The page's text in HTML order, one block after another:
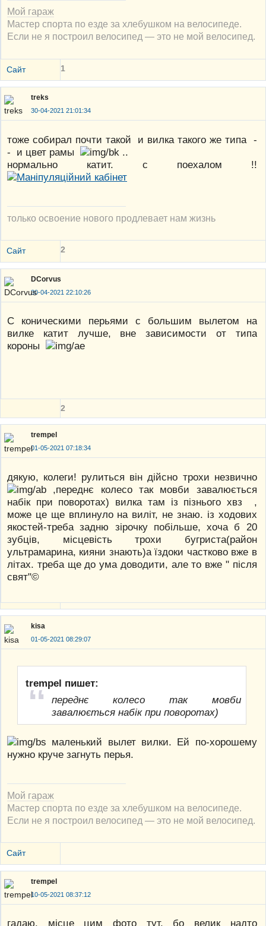
Мой гараж
Мастер спорта по езде за хлебушком на велосипеде.
Если не я построил велосипед — это не мой велосипед.
Сайт 1
treks
30-04-2021 21:01:34
тоже собирал почти такой и вилка такого же типа -
- и цвет рамы
..
нормально катит. с поехалом !!
только освоение нового продлевает нам жизнь
Сайт 2
DCorvus
30-04-2021 22:10:26
С коническими перьями с большим вылетом на
вилке катит лучше, вне зависимости от типа
короны
2
trempel
01-05-2021 07:18:34
дякую, колеги! рулиться він дійсно трохи незвично
,переднє колесо так мовби завалюється
набік при поворотах) вилка там із пізнього хвз ,
може це ще вплинуло на виліт, не знаю. із ходових
якостей-треба задню зірочку побільше, хоча б 20
зубців, місцевість трохи бугриста(район
ультрамарина, кияни знають)а їздоки частково вже в
літах. треба ще до ума доводити, але то вже " після
свят"©
kisa
01-05-2021 08:29:07
trempel пишет:
переднє колесо так мовби
завалюється набік при поворотах)
маленький вылет вилки. Ей по-хорошему
нужно круче загнуть перья.
Мой гараж
Мастер спорта по езде за хлебушком на велосипеде.
Если не я построил велосипед — это не мой велосипед.
Сайт
trempel
10-05-2021 08:37:12
гадаю, місце цим фото тут. бо велик надто